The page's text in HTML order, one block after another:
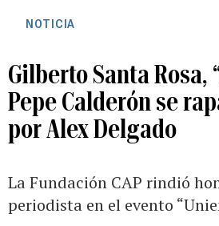
NOTICIA
Gilberto Santa Rosa,
Pepe Calderón se
por Alex Delgado
La Fundación CAP rindió
periodista en el evento